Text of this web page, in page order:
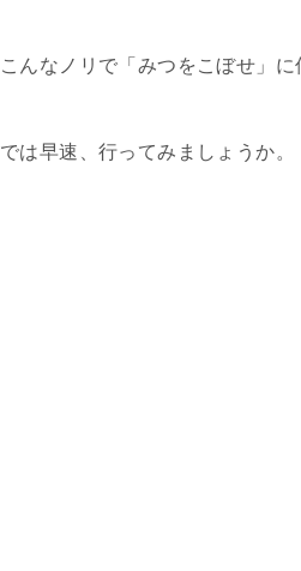
こんなノリで「みつをこぼせ」に
では早速、行ってみましょうか。